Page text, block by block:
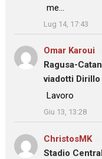
me…
”
Lug 14, 17:43
Omar Karoui
Ragusa-
viadotti
: “Lavoro
”
Giu 13, 13:28
ChristosMKsu
Stadio